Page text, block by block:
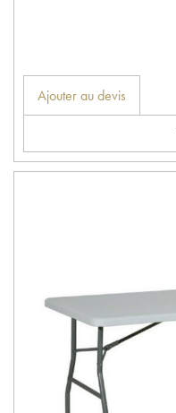
Ajouter au devis